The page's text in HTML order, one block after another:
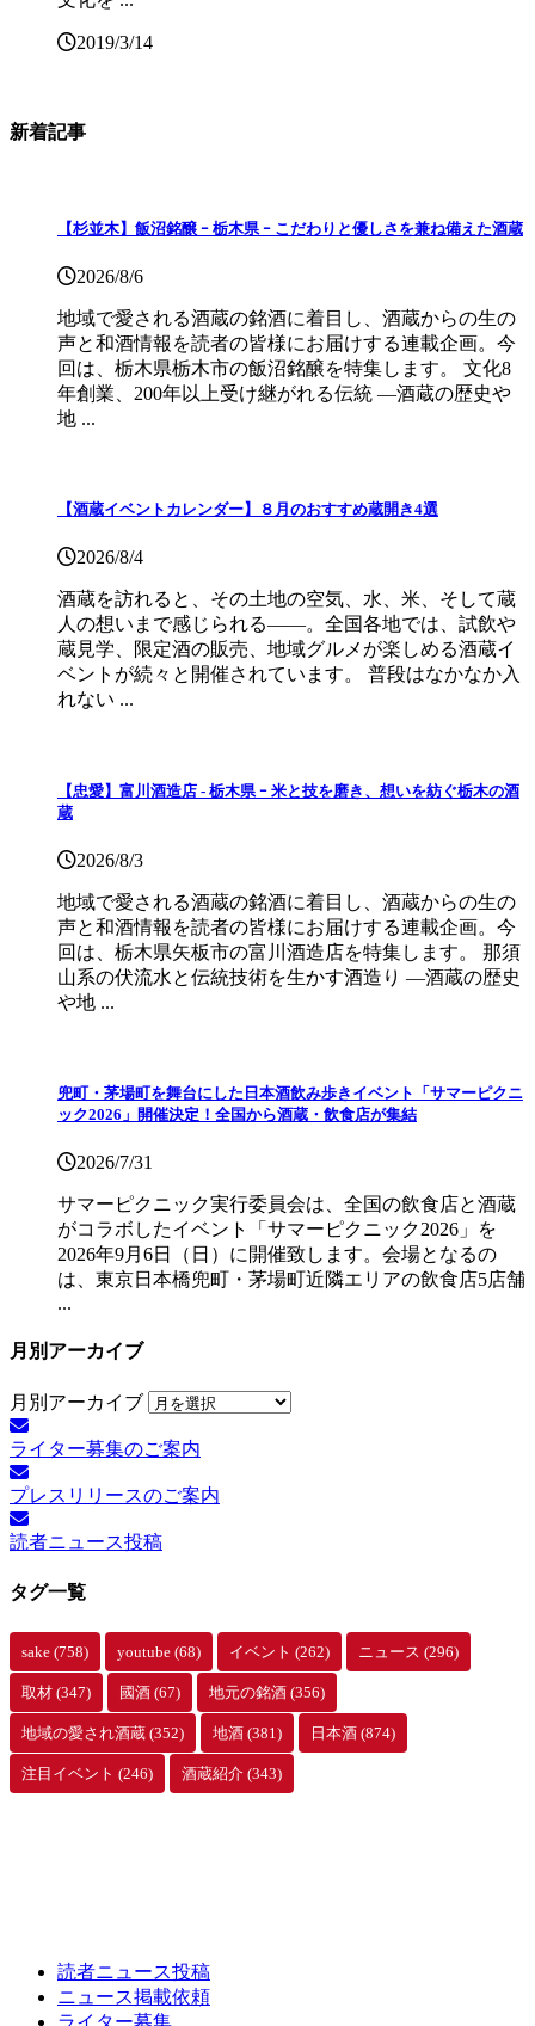
2019/3/14
新着記事
【杉並木】飯沼銘醸 ｰ 栃木県 ｰ こだわりと優しさを兼ね備えた酒蔵
2026/8/6
地域で愛される酒蔵の銘酒に着目し、酒蔵からの生の
声と和酒情報を読者の皆様にお届けする連載企画。今
回は、栃木県栃木市の飯沼銘醸を特集します。 文化8
年創業、200年以上受け継がれる伝統 ―酒蔵の歴史や
地 ...
【酒蔵イベントカレンダー】８月のおすすめ蔵開き4選
2026/8/4
酒蔵を訪れると、その土地の空気、水、米、そして蔵
人の想いまで感じられる——。全国各地では、試飲や
蔵見学、限定酒の販売、地域グルメが楽しめる酒蔵イ
ベントが続々と開催されています。 普段はなかなか入
れない ...
【忠愛】富川酒造店 ‐ 栃木県 ｰ 米と技を磨き、想いを紡ぐ栃木の酒
蔵
2026/8/3
地域で愛される酒蔵の銘酒に着目し、酒蔵からの生の
声と和酒情報を読者の皆様にお届けする連載企画。今
回は、栃木県矢板市の富川酒造店を特集します。 那須
山系の伏流水と伝統技術を生かす酒造り ―酒蔵の歴史
や地 ...
兜町・茅場町を舞台にした日本酒飲み歩きイベント「サマーピクニ
ック2026」開催決定！全国から酒蔵・飲食店が集結
2026/7/31
サマーピクニック実⾏委員会は、全国の飲⾷店と酒蔵
がコラボしたイベント「サマーピクニック2026」を
2026年9月6日（日）に開催致します。会場となるの
は、東京日本橋兜町・茅場町近隣エリアの飲食店5店舗
...
月別アーカイブ
月別アーカイブ
ライター募集のご案内
プレスリリースのご案内
読者ニュース投稿
タグ一覧
sake (758) youtube (68) イベント (262) ニュース (296)
取材 (347) 國酒 (67) 地元の銘酒 (356)
地域の愛され酒蔵 (352) 地酒 (381) 日本酒 (874)
注目イベント (246) 酒蔵紹介 (343)
読者ニュース投稿
ニュース掲載依頼